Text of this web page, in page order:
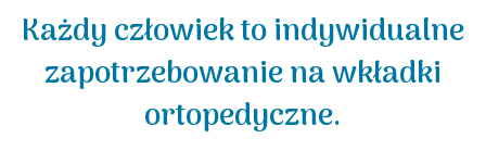
Aktualności
Każdy człowiek to indywidualne
zapotrzebowanie na wkładki
ortopedyczne.